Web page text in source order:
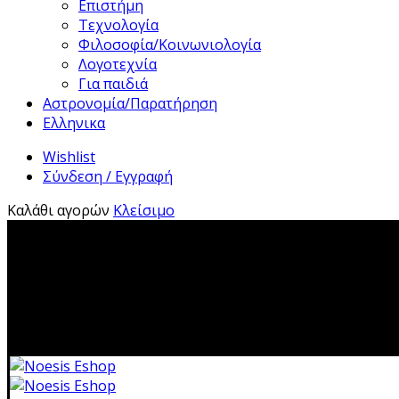
Επιστήμη
Τεχνολογία
Φιλοσοφία/Κοινωνιολογία
Λογοτεχνία
Για παιδιά
Αστρονομία/Παρατήρηση
Ελληνικα
Wishlist
Σύνδεση / Εγγραφή
Καλάθι αγορών Κλείσιμο